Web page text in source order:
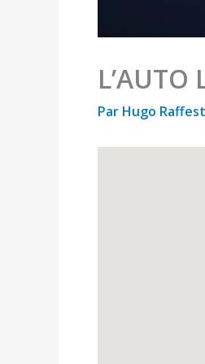
L’AUTO
Par Hugo